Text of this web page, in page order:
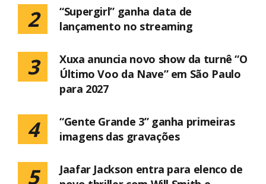
2
“Supergirl” ganha data de
lançamento no streaming
3
Xuxa anuncia novo show da turnê “O
Último Voo da Nave” em São Paulo
para 2027
4
“Gente Grande 3” ganha primeiras
imagens das gravações
5
Jaafar Jackson entra para elenco de